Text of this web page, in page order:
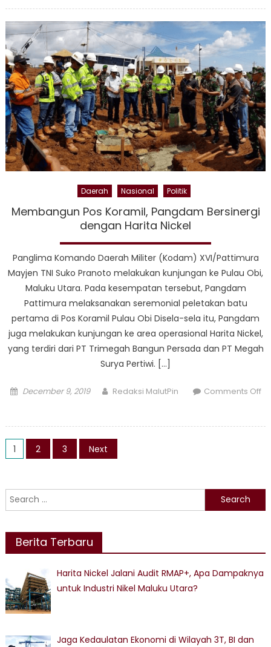
Baik
Daerah Nasional Politik
Membangun Pos Koramil, Pangdam Bersinergi
dengan Harita Nickel
Panglima Komando Daerah Militer (Kodam) XVI/Pattimura
Mayjen TNI Suko Pranoto melakukan kunjungan ke Pulau Obi,
Maluku Utara. Pada kesempatan tersebut, Pangdam
Pattimura melaksanakan seremonial peletakan batu
pertama di Pos Koramil Pulau Obi Disela-sela itu, Pangdam
juga melakukan kunjungan ke area operasional Harita Nickel,
yang terdiri dari PT Trimegah Bangun Persada dan PT Megah
Surya Pertiwi. […]
Posted
December 9, 2019 Author
Redaksi MalutPin
Comments Off
dengan
Posts
1 2 3 Next
Search
for:
Berita Terbaru
Harita Nickel Jalani Audit RMAP+, Apa Dampaknya
untuk Industri Nikel Maluku Utara?
Jaga Kedaulatan Ekonomi di Wilayah 3T, BI dan